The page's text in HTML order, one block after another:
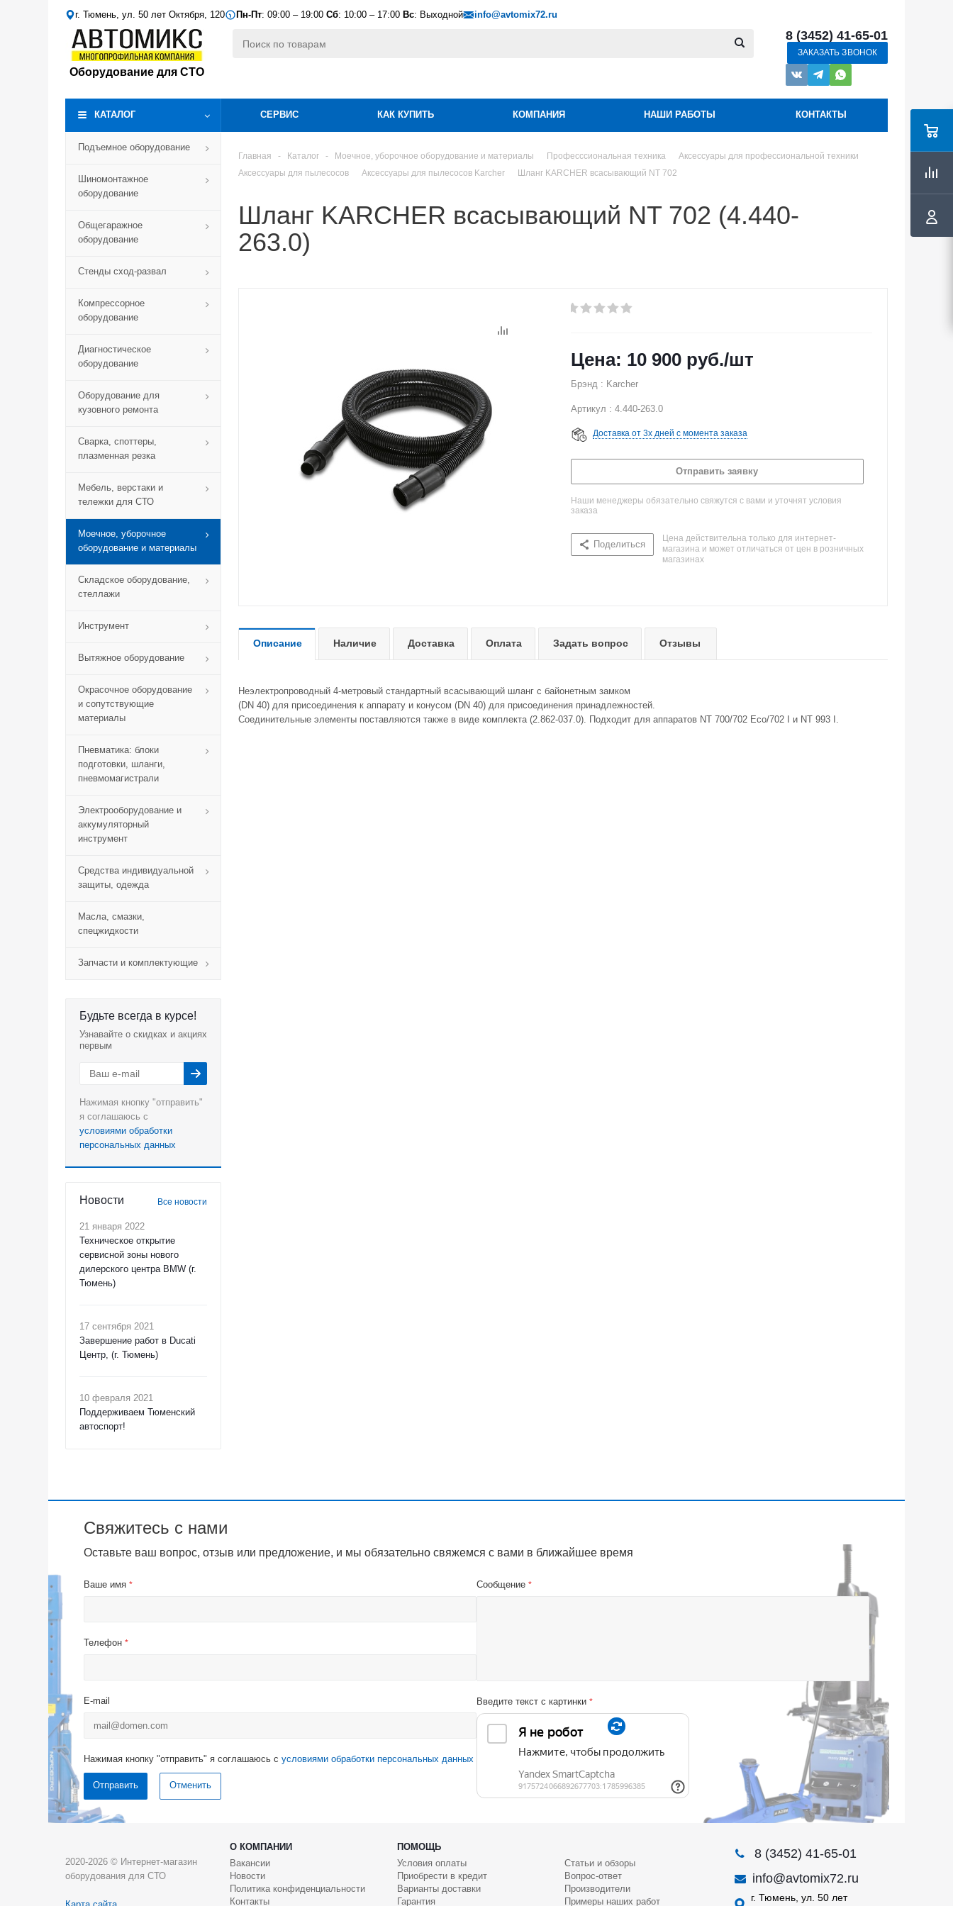
г. Тюмень, ул. 50 лет Октября, 120 Пн-Пт: 09:00 – 19:00 Сб: 10:00 – 17:00 Вс: Выходной info@avtomix72.ru
Оборудование для СТО
8 (3452) 41-65-01
ЗАКАЗАТЬ ЗВОНОК
КАТАЛОГ СЕРВИС КАК КУПИТЬ КОМПАНИЯ НАШИ РАБОТЫ КОНТАКТЫ
Подъемное оборудование
Шиномонтажное
оборудование
Общегаражное
оборудование
Стенды сход-развал
Компрессорное
оборудование
Диагностическое
оборудование
Оборудование для
кузовного ремонта
Сварка, споттеры,
плазменная резка
Мебель, верстаки и
тележки для СТО
Моечное, уборочное
оборудование и материалы
Складское оборудование,
стеллажи
Инструмент
Вытяжное оборудование
Окрасочное оборудование
и сопутствующие
материалы
Пневматика: блоки
подготовки, шланги,
пневмомагистрали
Электрооборудование и
аккумуляторный
инструмент
Средства индивидуальной
защиты, одежда
Масла, смазки,
спецжидкости
Запчасти и комплектующие
Будьте всегда в курсе!
Узнавайте о скидках и акциях
первым
Нажимая кнопку "отправить"
я соглашаюсь с
условиями обработки
персональных данных
Новости Все новости
21 января 2022
Техническое открытие
сервисной зоны нового
дилерского центра BMW (г.
Тюмень)
17 сентября 2021
Завершение работ в Ducati
Центр, (г. Тюмень)
10 февраля 2021
Поддерживаем Тюменский
автоспорт!
Главная - Каталог - Моечное, уборочное оборудование и материалы Професссиональная техника
Аксессуары для профессиональной техники
Аксессуары для пылесосов
Аксессуары для пылесосов Karcher Шланг KARCHER всасывающий NT 702
Шланг KARCHER всасывающий NT 702 (4.440-
263.0)
10 900 руб./шт
Брэнд : Karcher
Артикул : 4.440-263.0
Доставка от 3х дней с момента заказа
Отправить заявку
Наши менеджеры обязательно свяжутся с вами и уточнят условия
заказа
Поделиться
Цена действительна только для интернет-
магазина и может отличаться от цен в розничных
магазинах
Описание Наличие Доставка Оплата Задать вопрос Отзывы
Неэлектропроводный 4-метровый стандартный всасывающий шланг с байонетным замком
(DN 40) для присоединения к аппарату и конусом (DN 40) для присоединения принадлежностей.
Соединительные элементы поставляются также в виде комплекта (2.862-037.0). Подходит для аппаратов NT 700/702 Eco/702 I и NT 993 I.
Свяжитесь с нами
Оставьте ваш вопрос, отзыв или предложение, и мы обязательно свяжемся с вами в ближайшее время
Ваше имя *
Телефон *
E-mail
Сообщение *
Введите текст с картинки *
Нажимая кнопку "отправить" я соглашаюсь с условиями обработки персональных данных
Отменить
2020-2026 © Интернет-магазин
оборудования для СТО
О КОМПАНИИ
ПОМОЩЬ
Вакансии
Новости
Политика конфиденциальности
Контакты
Условия оплаты
Приобрести в кредит
Варианты доставки
Гарантия
Статьи и обзоры
Вопрос-ответ
Производители
Примеры наших работ
8 (3452) 41-65-01
info@avtomix72.ru
г. Тюмень, ул. 50 лет